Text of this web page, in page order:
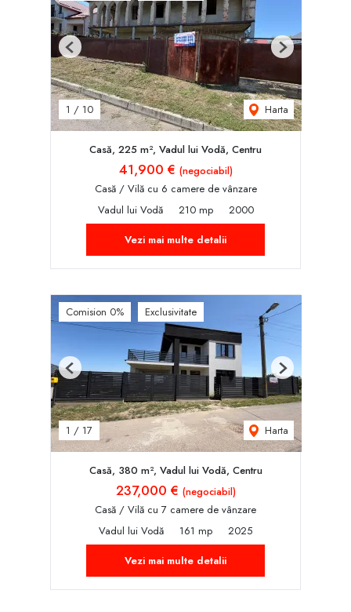
1 / 10 Harta
Previous Next
Casă, 225 m², Vadul lui Vodă, Centru
41,900 € (negociabil)
Casă / Vilă cu 6 camere de vânzare
Vadul lui Vodă
210 mp
2000
Vezi mai multe detalii
Comision 0% Exclusivitate
1 / 17 Harta
Previous Next
Casă, 380 m², Vadul lui Vodă, Centru
237,000 € (negociabil)
Casă / Vilă cu 7 camere de vânzare
Vadul lui Vodă
161 mp
2025
Vezi mai multe detalii